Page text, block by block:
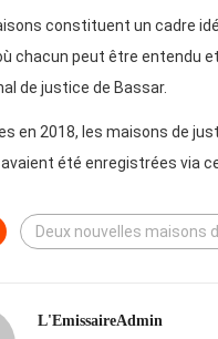
constituent un cadre
chacun peut être entendu
de justice de Bassar.
en 2018, les maisons de
été enregistrées via
Deux nouvelles maisons
L'EmissaireAdmin